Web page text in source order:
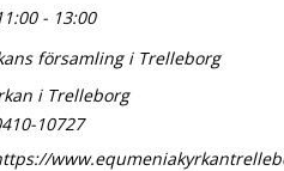
- 13:00
församling i Trelleborg
i Trelleborg
10727